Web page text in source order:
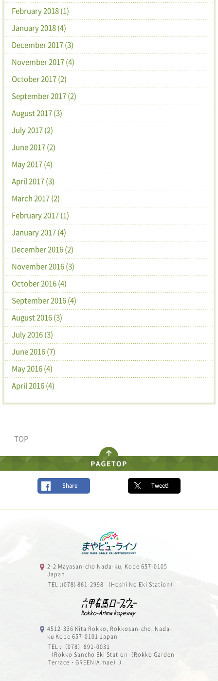
February 2018 (1)
January 2018 (4)
December 2017 (3)
November 2017 (4)
October 2017 (2)
September 2017 (2)
August 2017 (3)
July 2017 (2)
June 2017 (2)
May 2017 (4)
April 2017 (3)
March 2017 (2)
February 2017 (1)
January 2017 (4)
December 2016 (2)
November 2016 (3)
October 2016 (4)
September 2016 (4)
August 2016 (3)
July 2016 (3)
June 2016 (7)
May 2016 (4)
April 2016 (4)
TOP
Share Tweet!
2-2 Mayasan-cho Nada-ku, Kobe 657-0105
Japan
TEL :(078) 861-2998 （Hoshi No Eki Station）
4512-336 Kita Rokko, Rokkosan-cho, Nada-
ku Kobe 657-0101 Japan
TEL :（078）891-0031
（Rokko Sancho Eki Station（Rokko Garden
Terrace・GREENIA mae））